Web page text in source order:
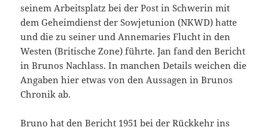
seinem Arbeitsplatz bei der Post in Schwerin mit
dem Geheimdienst der Sowjetunion (NKWD) hatte
und die zu seiner und Annemaries Flucht in den
Westen (Britische Zone) führte. Jan fand den Bericht
in Brunos Nachlass. In manchen Details weichen die
Angaben hier etwas von den Aussagen in Brunos
Chronik ab.
Bruno hat den Bericht 1951 bei der Rückkehr ins